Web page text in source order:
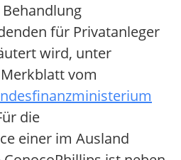
für Privatanleger
wird, unter
vom
die
einer im Ausland